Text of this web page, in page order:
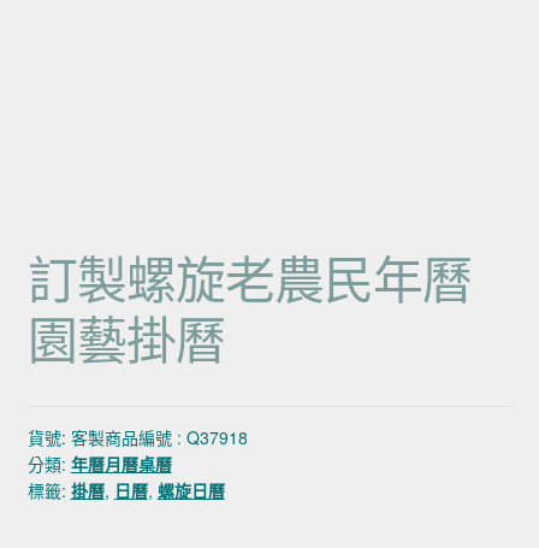
訂製螺旋老農民年曆
園藝掛曆
貨號: 客製商品編號 : Q37918
分類: 年曆月曆桌曆
標籤: 掛曆, 日曆, 螺旋日曆